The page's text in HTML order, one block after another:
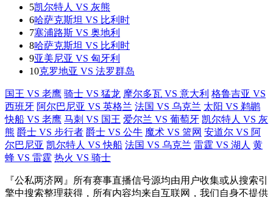
5凯尔特人 VS 灰熊
6哈萨克斯坦 VS 比利时
7塞浦路斯 VS 奥地利
8哈萨克斯坦 VS 比利时
9亚美尼亚 VS 匈牙利
10克罗地亚 VS 法罗群岛
国王 VS 老鹰 骑士 VS 猛龙 摩尔多瓦 VS 意大利 格鲁吉亚 VS
西班牙 阿尔巴尼亚 VS 英格兰 法国 VS 乌克兰 太阳 VS 鹈鹕
快船 VS 老鹰 马刺 VS 国王 爱尔兰 VS 葡萄牙 凯尔特人 VS 灰
熊 爵士 VS 步行者 爵士 VS 公牛 魔术 VS 篮网 安道尔 VS 阿
尔巴尼亚 凯尔特人 VS 快船 法国 VS 乌克兰 雷霆 VS 湖人 黄
蜂 VS 雷霆 热火 VS 骑士
『公私两济网』所有赛事直播信号源均由用户收集或从搜索引
擎中搜索整理获得，所有内容均来自互联网，我们自身不提供